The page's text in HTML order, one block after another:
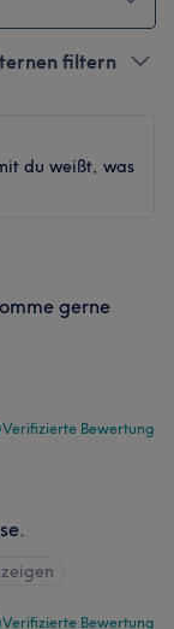
filtern
du weißt, was
gerne
Verifizierte Bewertung
Verifizierte Bewertung